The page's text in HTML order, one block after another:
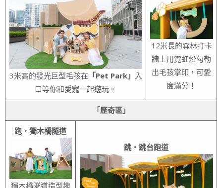
3米高的發光巨型毛孩在 「Pet Park」 入
口等你和愛寵一起遊玩。
12米長的森林打卡
牆上用霓虹燈勾勒
出毛孩掌印，可愛
度滿分！
「歷奇區」
跑・獨木橋隧道
獨木橋隧道造型趣
跳・跳台跑道